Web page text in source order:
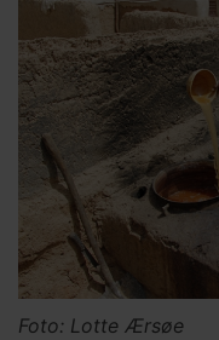
Foto: Lotte Ærsøe